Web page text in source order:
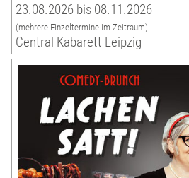
23.08.2026 bis 08.11.2026
(mehrere Einzeltermine im Zeitraum)
Central Kabarett Leipzig